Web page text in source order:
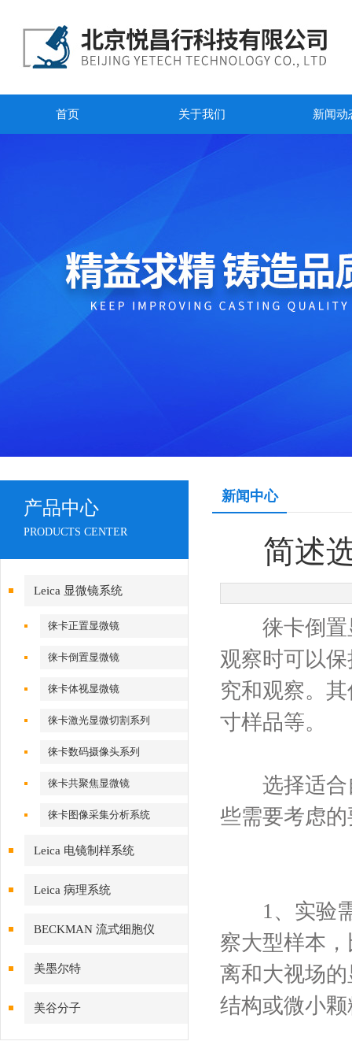
首页 关于我们 新闻动
产品中心
PRODUCTS CENTER
Leica 显微镜系统
徕卡正置显微镜
徕卡倒置显微镜
徕卡体视显微镜
徕卡激光显微切割系列
徕卡数码摄像头系列
徕卡共聚焦显微镜
徕卡图像采集分析系统
Leica 电镜制样系统
Leica 病理系统
BECKMAN 流式细胞仪
美墨尔特
美谷分子
新闻中心
简述
徕卡倒置显
观察时可以
究和观察。
寸样品等。
选择适合
些需要考虑
1、实验需
察大型样本
离和大视场
结构或微小